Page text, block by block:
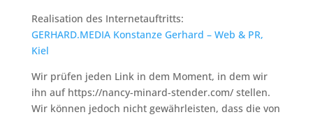
Realisation des Internetauftritts:
GERHARD.MEDIA Konstanze Gerhard – Web & PR,
Kiel
Wir prüfen jeden Link in dem Moment, in dem wir
ihn auf https://nancy-minard-stender.com/ stellen.
Wir können jedoch nicht gewährleisten, dass die von